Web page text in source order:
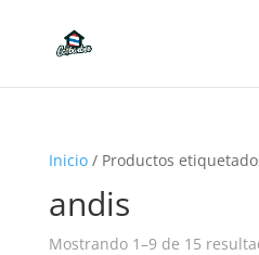
Inicio/ Productos
andis
Mostrando 1–9 de 15